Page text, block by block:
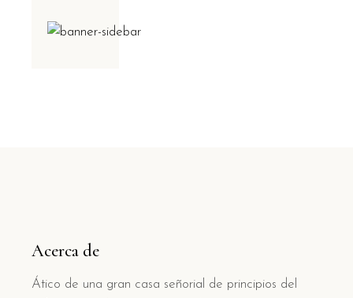
Acerca de
Ático de una gran casa señorial de principios del